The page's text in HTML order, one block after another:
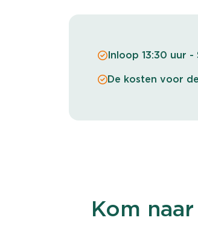
Inloop 13:30 uur
De kosten voor
Kom